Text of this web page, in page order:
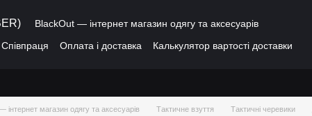
BlackOut — інтернет магазин одягу та аксесуарів
Співпраця Оплата і доставка
Калькулятор вартості доставки
інтернет магазин одягу та аксесуарів Тактичне взуття Тактичні черевики